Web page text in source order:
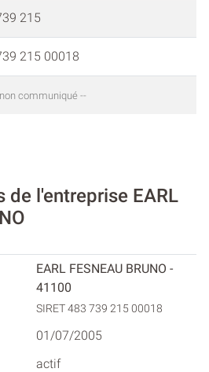
215
215 00018
communiqué --
de l'entreprise EARL
EARL FESNEAU BRUNO -
41100
SIRET 483 739 215 00018
01/07/2005
actif